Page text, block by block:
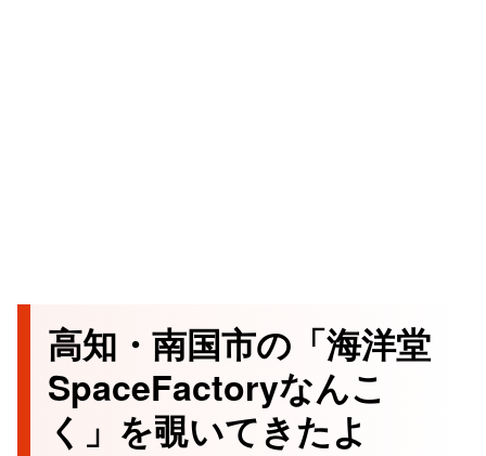
高知・南国市の「海洋堂
SpaceFactoryなんこ
く」を覗いてきたよ